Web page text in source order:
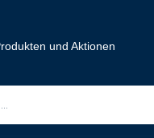
und Aktionen